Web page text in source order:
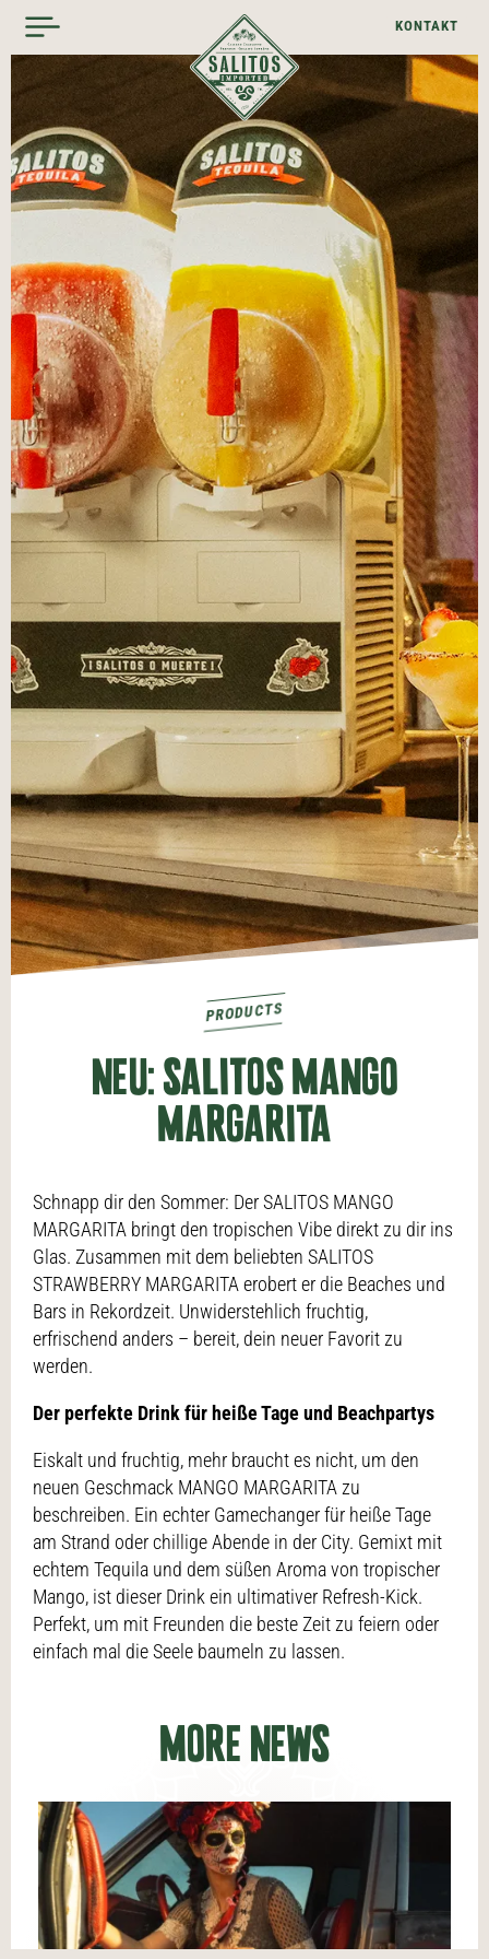
KONTAKT
PRODUCTS
NEU: SALITOS MANGO
MARGARITA
Schnapp dir den Sommer: Der SALITOS MANGO
MARGARITA bringt den tropischen Vibe direkt zu dir ins
Glas. Zusammen mit dem beliebten SALITOS
STRAWBERRY MARGARITA erobert er die Beaches und
Bars in Rekordzeit. Unwiderstehlich fruchtig,
erfrischend anders – bereit, dein neuer Favorit zu
werden.
Der perfekte Drink für heiße Tage und Beachpartys
Eiskalt und fruchtig, mehr braucht es nicht, um den
neuen Geschmack MANGO MARGARITA zu
beschreiben. Ein echter Gamechanger für heiße Tage
am Strand oder chillige Abende in der City. Gemixt mit
echtem Tequila und dem süßen Aroma von tropischer
Mango, ist dieser Drink ein ultimativer Refresh-Kick.
Perfekt, um mit Freunden die beste Zeit zu feiern oder
einfach mal die Seele baumeln zu lassen.
MORE NEWS